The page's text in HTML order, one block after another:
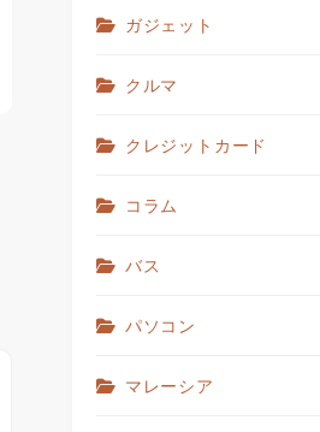
ガジェット
クルマ
クレジットカード
コラム
バス
パソコン
マレーシア